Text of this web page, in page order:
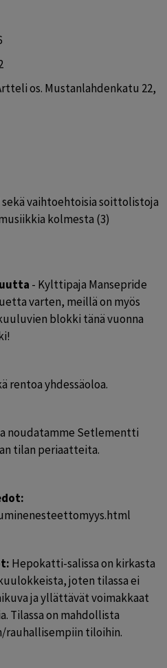
os. Mustanlahdenkatu 22,
sekä vaihtoehtoisia soittolistoja
kolmesta (3)
- Kylttipaja Mansepride
varten, meillä on myös
blokki tänä vuonna
rentoa yhdessäoloa.
noudatamme Setlementti
tilan periaatteita.
Hepokatti-salissa on kirkasta
joten tilassa ei
ja yllättävät voimakkaat
Tilassa on mahdollista
rauhallisempiin tiloihin.